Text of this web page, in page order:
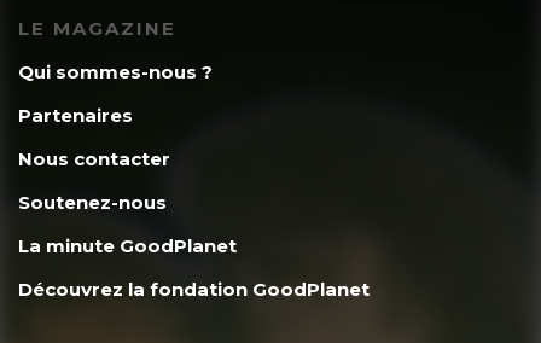
LE MAGAZINE
Qui sommes-nous ?
Partenaires
Nous contacter
Soutenez-nous
La minute GoodPlanet
Découvrez la fondation GoodPlanet